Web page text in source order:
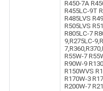
R450-7A
R455LC-9T
R485LVS
R505LVS
R805LC-7
9,R275LC-
R55W-7
R90W-9
R150WVS
R170W-3
R200W-7